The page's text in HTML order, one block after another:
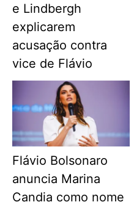
e Lindbergh
explicarem
acusação contra
vice de Flávio
Flávio Bolsonaro
anuncia Marina
Candia como nome